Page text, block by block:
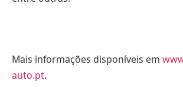
Mais informações disponíveis em
auto.pt.